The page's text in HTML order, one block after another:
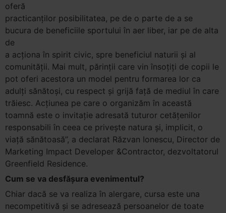
oferă
practicanților posibilitatea, pe de o parte de a se
bucura de beneficiile sportului în aer liber, iar pe de alta
de
a acţiona în spirit civic, spre beneficiul naturii şi al
comunităţii. Mai mult, părinții care vin însoțiți de copii le
pot oferi acestora un model pentru formarea lor ca
adulți sănătoși, cu respect și grijă față de mediul în care
trăiesc. Acţiunea pe care o organizăm în această
toamnă este o invitaţie adresată tuturor cetățenilor
responsabili în ceea ce privește natura și, implicit, o
viață sănătoasă”, a declarat Răzvan Ionescu, Director de
Marketing Impact Developer &Contractor, dezvoltatorul
Greenfield Residence.
Cum se va desfășura evenimentul?
Chiar dacă se va realiza în alergare, cursa este una
necompetitivă şi se adresează persoanelor de toate